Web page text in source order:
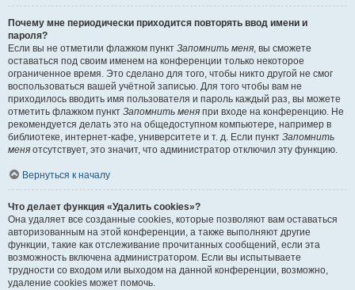
Почему мне периодически приходится повторять ввод имени и
пароля?
Если вы не отметили флажком пункт Запомнить меня, вы сможете
оставаться под своим именем на конференции только некоторое
ограниченное время. Это сделано для того, чтобы никто другой не смог
воспользоваться вашей учётной записью. Для того чтобы вам не
приходилось вводить имя пользователя и пароль каждый раз, вы можете
отметить флажком пункт Запомнить меня при входе на конференцию. Не
рекомендуется делать это на общедоступном компьютере, например в
библиотеке, интернет-кафе, университете и т. д. Если пункт Запомнить
меня отсутствует, это значит, что администратор отключил эту функцию.
Вернуться к началу
Что делает функция «Удалить cookies»?
Она удаляет все созданные cookies, которые позволяют вам оставаться
авторизованным на этой конференции, а также выполняют другие
функции, такие как отслеживание прочитанных сообщений, если эта
возможность включена администратором. Если вы испытываете
трудности со входом или выходом на данной конференции, возможно,
удаление cookies может помочь.